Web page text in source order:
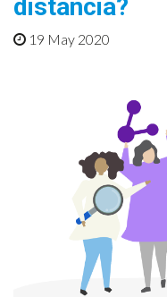
distancia?
19 May 2020